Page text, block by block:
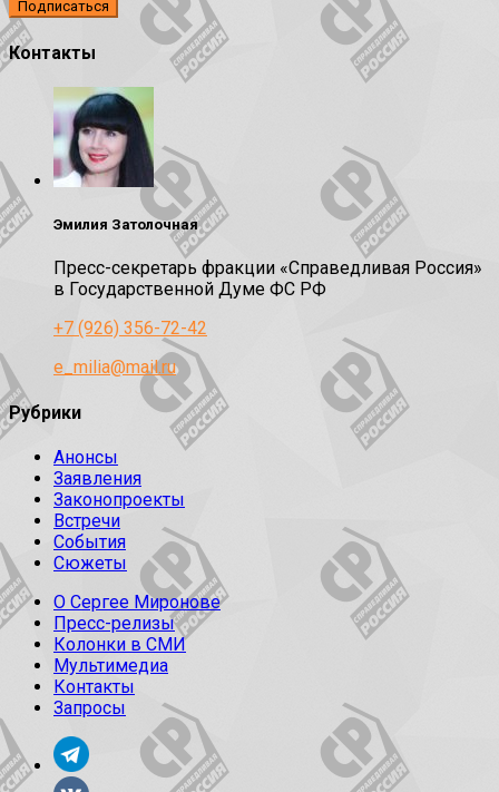
Контакты
Эмилия Затолочная
Пресс-секретарь фракции «Справедливая Россия»
в Государственной Думе ФС РФ
+7 (926) 356-72-42
e_milia@mail.ru
Рубрики
Анонсы
Заявления
Законопроекты
Встречи
События
Сюжеты
О Сергее Миронове
Пресс-релизы
Колонки в СМИ
Мультимедиа
Контакты
Запросы